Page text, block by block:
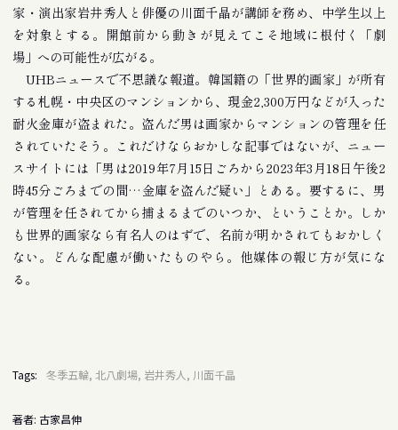
家・演出家岩井秀人と俳優の川面千晶が講師を務め、中学生以上
を対象とする。開館前から動きが見えてこそ地域に根付く「劇
場」への可能性が広がる。
UHBニュースで不思議な報道。韓国籍の「世界的画家」が所有
する札幌・中央区のマンションから、現金2,300万円などが入った
耐火金庫が盗まれた。盗んだ男は画家からマンションの管理を任
されていたそう。これだけならおかしな記事ではないが、ニュー
スサイトには「男は2019年7月15日ごろから2023年3月18日午後2
時45分ごろまでの間…金庫を盗んだ疑い」とある。要するに、男
が管理を任されてから捕まるまでのいつか、ということか。しか
も世界的画家なら有名人のはずで、名前が明かされてもおかしく
ない。どんな配慮が働いたものやら。他媒体の報じ方が気にな
る。
Tags: 冬季五輪, 北八劇場, 岩井秀人, 川面千晶
著者: 古家昌伸